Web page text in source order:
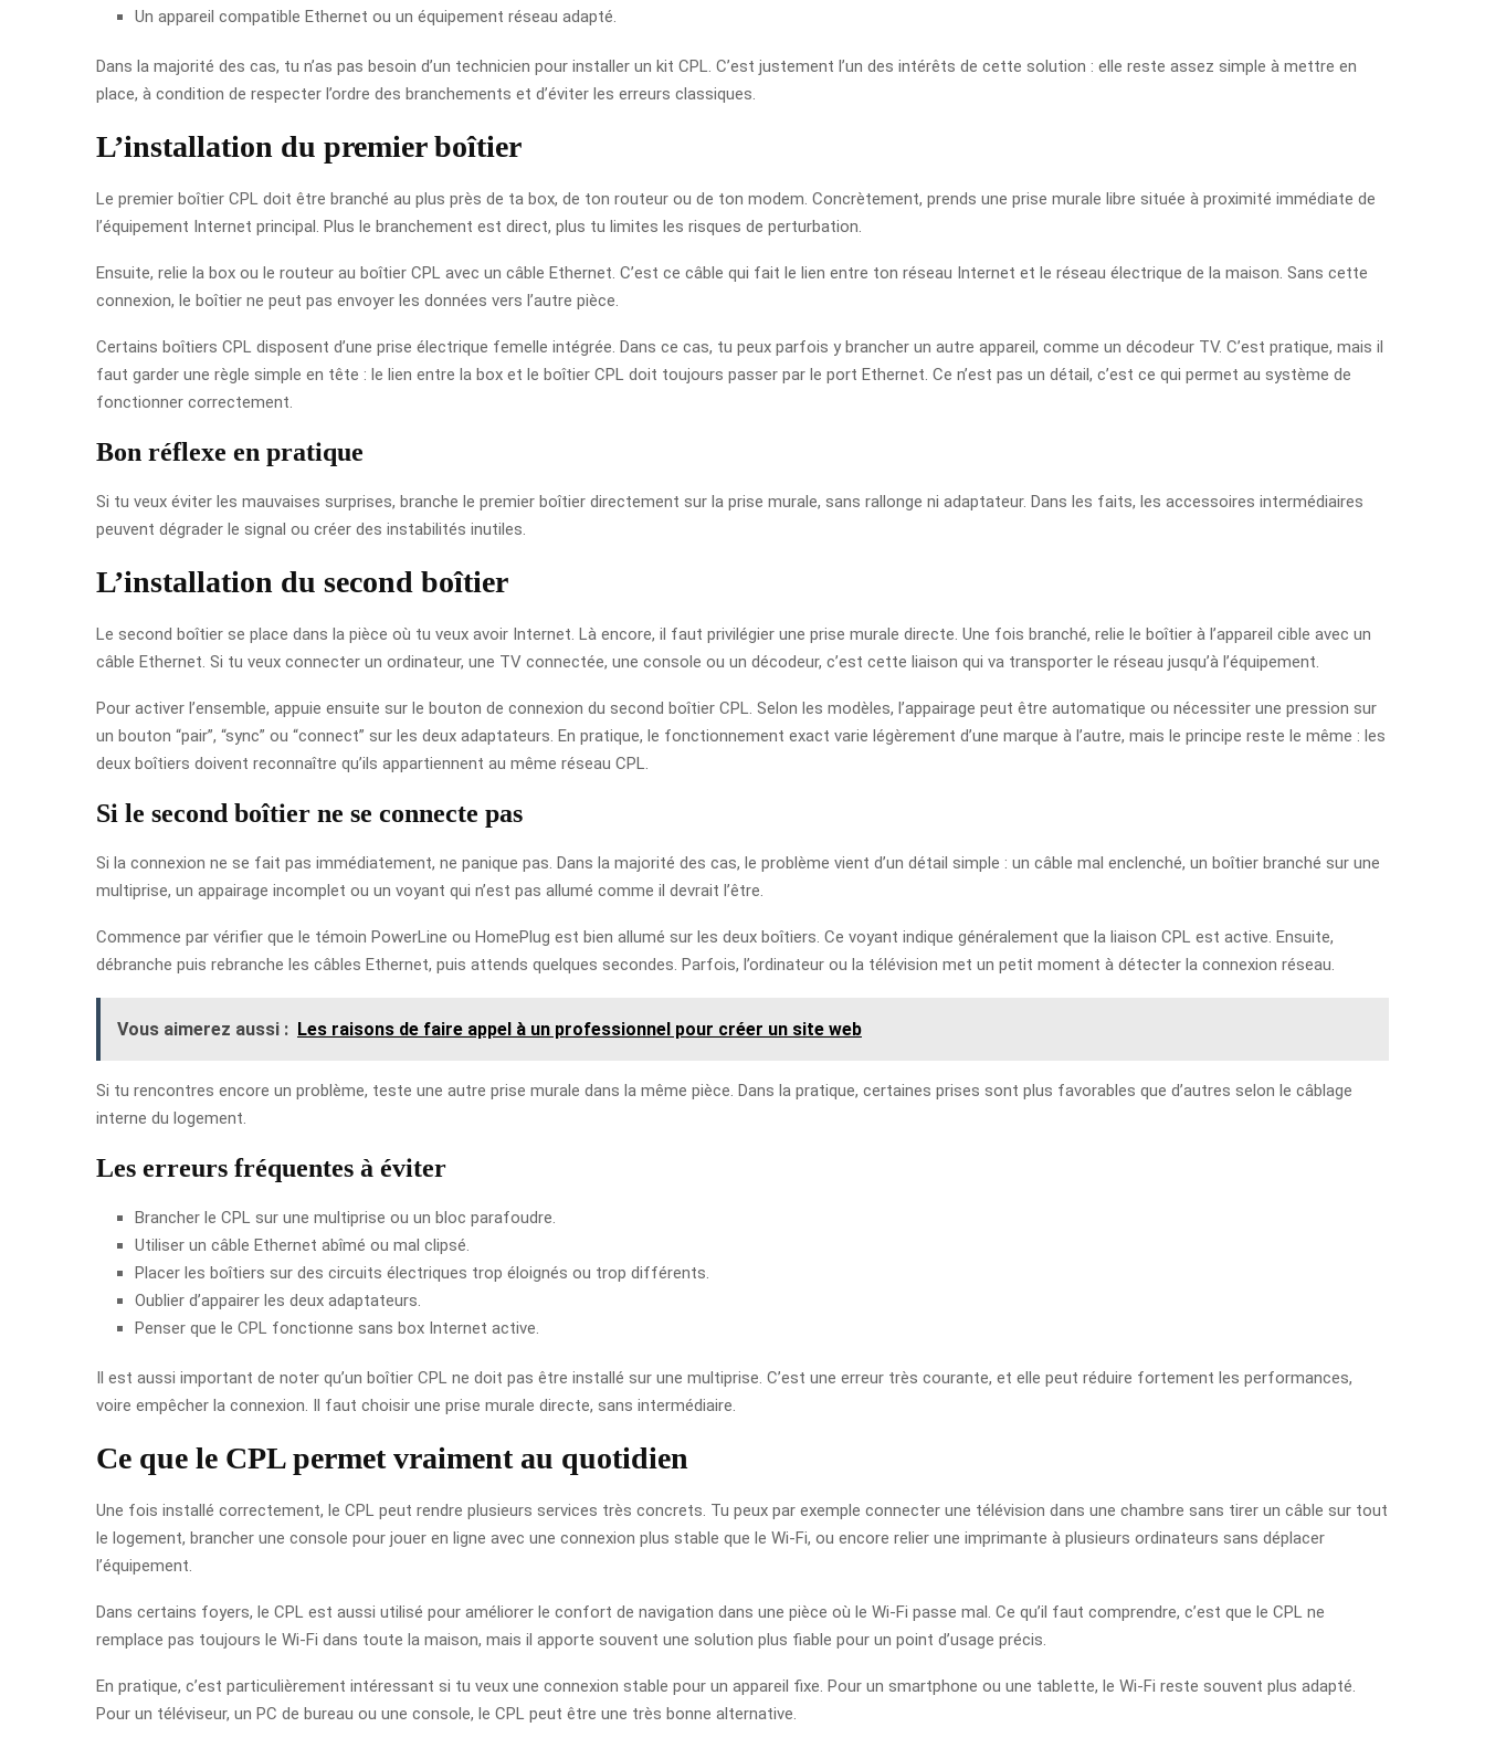
Un appareil compatible Ethernet ou un équipement réseau adapté.
Dans la majorité des cas, tu n’as pas besoin d’un technicien pour installer un kit CPL. C’est justement l’un des intérêts de cette solution : elle reste assez simple à mettre en
place, à condition de respecter l’ordre des branchements et d’éviter les erreurs classiques.
L’installation du premier boîtier
Le premier boîtier CPL doit être branché au plus près de ta box, de ton routeur ou de ton modem. Concrètement, prends une prise murale libre située à proximité immédiate de
l’équipement Internet principal. Plus le branchement est direct, plus tu limites les risques de perturbation.
Ensuite, relie la box ou le routeur au boîtier CPL avec un câble Ethernet. C’est ce câble qui fait le lien entre ton réseau Internet et le réseau électrique de la maison. Sans cette
connexion, le boîtier ne peut pas envoyer les données vers l’autre pièce.
Certains boîtiers CPL disposent d’une prise électrique femelle intégrée. Dans ce cas, tu peux parfois y brancher un autre appareil, comme un décodeur TV. C’est pratique, mais il
faut garder une règle simple en tête : le lien entre la box et le boîtier CPL doit toujours passer par le port Ethernet. Ce n’est pas un détail, c’est ce qui permet au système de
fonctionner correctement.
Bon réflexe en pratique
Si tu veux éviter les mauvaises surprises, branche le premier boîtier directement sur la prise murale, sans rallonge ni adaptateur. Dans les faits, les accessoires intermédiaires
peuvent dégrader le signal ou créer des instabilités inutiles.
L’installation du second boîtier
Le second boîtier se place dans la pièce où tu veux avoir Internet. Là encore, il faut privilégier une prise murale directe. Une fois branché, relie le boîtier à l’appareil cible avec un
câble Ethernet. Si tu veux connecter un ordinateur, une TV connectée, une console ou un décodeur, c’est cette liaison qui va transporter le réseau jusqu’à l’équipement.
Pour activer l’ensemble, appuie ensuite sur le bouton de connexion du second boîtier CPL. Selon les modèles, l’appairage peut être automatique ou nécessiter une pression sur
un bouton “pair”, “sync” ou “connect” sur les deux adaptateurs. En pratique, le fonctionnement exact varie légèrement d’une marque à l’autre, mais le principe reste le même : les
deux boîtiers doivent reconnaître qu’ils appartiennent au même réseau CPL.
Si le second boîtier ne se connecte pas
Si la connexion ne se fait pas immédiatement, ne panique pas. Dans la majorité des cas, le problème vient d’un détail simple : un câble mal enclenché, un boîtier branché sur une
multiprise, un appairage incomplet ou un voyant qui n’est pas allumé comme il devrait l’être.
Commence par vérifier que le témoin PowerLine ou HomePlug est bien allumé sur les deux boîtiers. Ce voyant indique généralement que la liaison CPL est active. Ensuite,
débranche puis rebranche les câbles Ethernet, puis attends quelques secondes. Parfois, l’ordinateur ou la télévision met un petit moment à détecter la connexion réseau.
Vous aimerez aussi : Les raisons de faire appel à un professionnel pour créer un site web
Si tu rencontres encore un problème, teste une autre prise murale dans la même pièce. Dans la pratique, certaines prises sont plus favorables que d’autres selon le câblage
interne du logement.
Les erreurs fréquentes à éviter
Brancher le CPL sur une multiprise ou un bloc parafoudre.
Utiliser un câble Ethernet abîmé ou mal clipsé.
Placer les boîtiers sur des circuits électriques trop éloignés ou trop différents.
Oublier d’appairer les deux adaptateurs.
Penser que le CPL fonctionne sans box Internet active.
Il est aussi important de noter qu’un boîtier CPL ne doit pas être installé sur une multiprise. C’est une erreur très courante, et elle peut réduire fortement les performances,
voire empêcher la connexion. Il faut choisir une prise murale directe, sans intermédiaire.
Ce que le CPL permet vraiment au quotidien
Une fois installé correctement, le CPL peut rendre plusieurs services très concrets. Tu peux par exemple connecter une télévision dans une chambre sans tirer un câble sur tout
le logement, brancher une console pour jouer en ligne avec une connexion plus stable que le Wi‑Fi, ou encore relier une imprimante à plusieurs ordinateurs sans déplacer
l’équipement.
Dans certains foyers, le CPL est aussi utilisé pour améliorer le confort de navigation dans une pièce où le Wi‑Fi passe mal. Ce qu’il faut comprendre, c’est que le CPL ne
remplace pas toujours le Wi‑Fi dans toute la maison, mais il apporte souvent une solution plus fiable pour un point d’usage précis.
En pratique, c’est particulièrement intéressant si tu veux une connexion stable pour un appareil fixe. Pour un smartphone ou une tablette, le Wi‑Fi reste souvent plus adapté.
Pour un téléviseur, un PC de bureau ou une console, le CPL peut être une très bonne alternative.